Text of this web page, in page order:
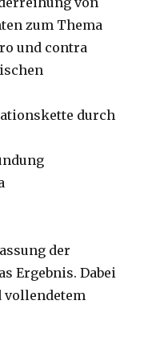
zum Thema
und contra
durch
der
Ergebnis. Dabei
vollendetem